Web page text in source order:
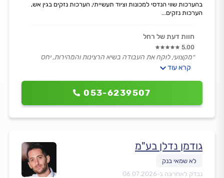
053-6239507
בהערכות שווי הנדסי למכונות וציוד תעשייתי, הערכות נזקים בגין אש,
הערכות נזקים...
חוות דעת של רחל
5.00
״מקצועי, לוקח את העבודה בשיא הרצינות והמהירות, יחס
מעולה.
קרא עוד
גודמן נדלן בע"מ
נבדק לאחרונה ב-06.07.2026